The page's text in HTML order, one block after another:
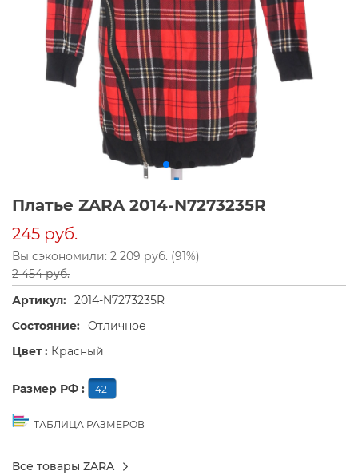
Платье ZARA 2014-N7273235R
245 руб.
Вы сэкономили: 2 209 руб. (91%)
2 454 руб.
Артикул: 2014-N7273235R
Состояние: Отличное
Цвет : Красный
Размер РФ : 42
ТАБЛИЦА РАЗМЕРОВ
Все товары ZARA